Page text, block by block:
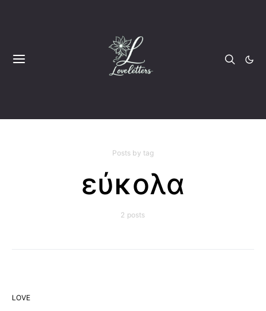
Posts by tag
εύκολα
2 posts
LOVE